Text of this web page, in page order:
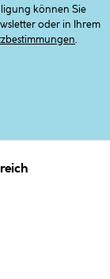
können Sie
oder in Ihrem